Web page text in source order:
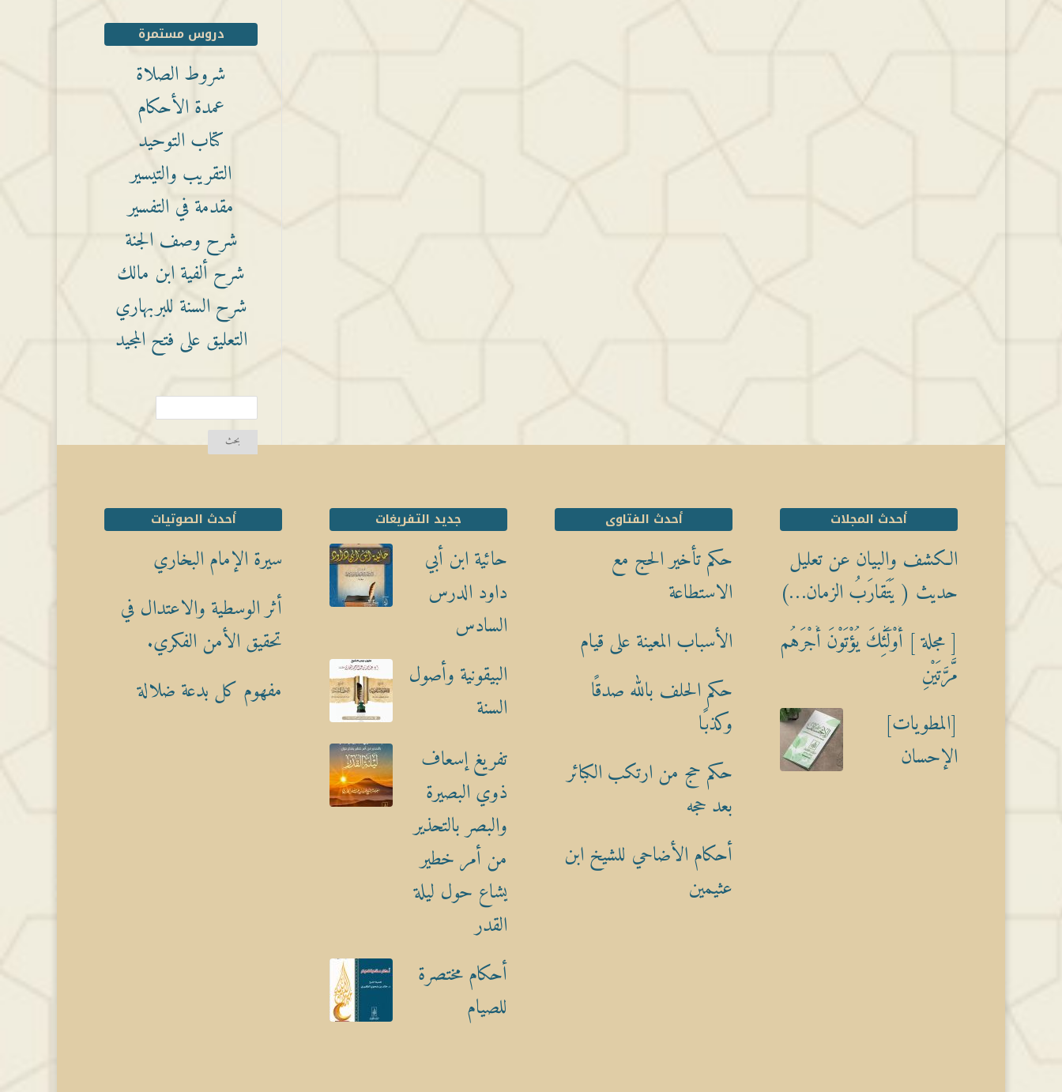
دروس مستمرة
شروط الصلاة
عمدة الأحكام
كتاب التوحيد
التقريب والتيسير
مقدمة في التفسير
شرح وصف الجنة
شرح ألفية ابن مالك
شرح السنة للبربهاري
التعليق على فتح المجيد
أحدث المجلات
الكشف والبيان عن تعليل
حديث ( يَتَقارَبُ الزمان…)
[ مجلة ] أُوْلَٰٓئِكَ يُؤْتَوْنَ أَجْرَهُم
مَّرَّتَيْنِ
[المطويات]
الإحسان
أحدث الفتاوى
حكم تأخير الحج مع
الاستطاعة
الأسباب المعينة على قيام
حكم الحلف بالله صدقًا
وكذبًا
حكم حج من ارتكب الكبائر
بعد حجه
أحكام الأضاحي للشيخ ابن
عثيمين
جديد التفريغات
حائية ابن أبي
داود الدرس
السادس
البيقونية وأصول
السنة
تفريغ إسعاف
ذوي البصيرة
والبصر بالتحذير
من أمر خطير
يشاع حول ليلة
القدر
أحكام مختصرة
للصيام
أحدث الصوتيات
سيرة الإمام البخاري
أثر الوسطية والاعتدال في
تحقيق الأمن الفكري.
مفهوم كل بدعة ضلالة